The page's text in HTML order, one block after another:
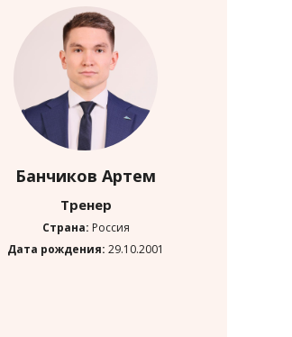
Банчиков Артем
Тренер
Страна: Россия
Дата рождения:29.10.2001